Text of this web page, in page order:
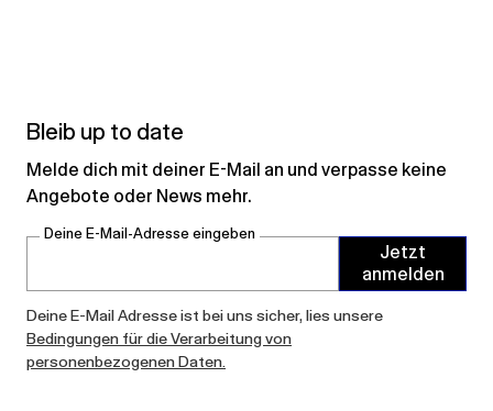
Bleib up to date
Melde dich mit deiner E-Mail an und verpasse keine
Angebote oder News mehr.
Deine E-Mail-Adresse eingeben
Jetzt
anmelden
Deine E-Mail Adresse ist bei uns sicher, lies unsere
Bedingungen für die Verarbeitung von
personenbezogenen Daten.